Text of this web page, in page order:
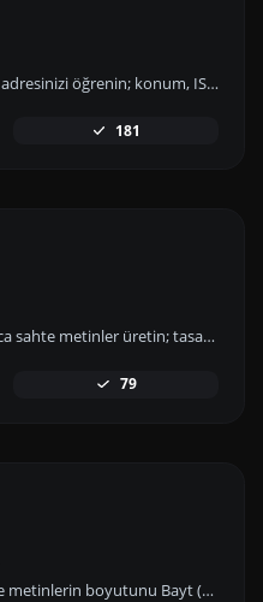
Ücretsiz IP sorgulama aracıyla IP adresinizi öğrenin; konum, ISP ve ağ bilgileri gibi detaylara hızlıca erişip analizlerinizi gerçekleştirin.
181
Lorem Ipsum oluşturucu ile hızlıca sahte metinler üretin; tasarımlarınızda ve projelerinizde örnek içerik olarak kullanın.
79
Metin boyutu hesaplama aracı ile metinlerin boyutunu Bayt (B), Kilobayt (KB) veya Megabayt (MB) cinsinden anında hesaplayın ve veri kullanımınızı etkin biçimde yönetin.